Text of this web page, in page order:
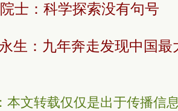
士：科学探索没有句号
生：九年奔走发现中国最
本文转载仅仅是出于传播信